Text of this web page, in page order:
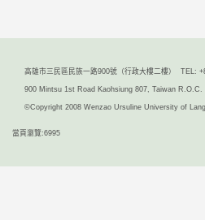
高雄市三民區民族一路900號（行政大樓二樓） TEL:
900 Mintsu 1st Road Kaohsiung 807, Taiwan R.O.C.
©Copyright 2008 Wenzao Ursuline University of
當頁瀏覽:6995